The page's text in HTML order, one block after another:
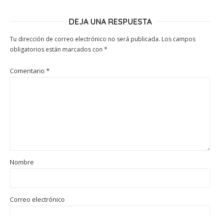
DEJA UNA RESPUESTA
Tu dirección de correo electrónico no será publicada. Los campos
obligatorios están marcados con *
Comentario *
Nombre
Correo electrónico